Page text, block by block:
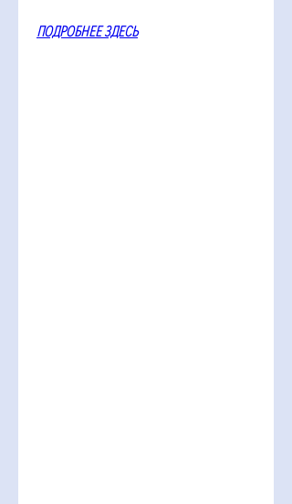
ПОДРОБНЕЕ ЗДЕСЬ